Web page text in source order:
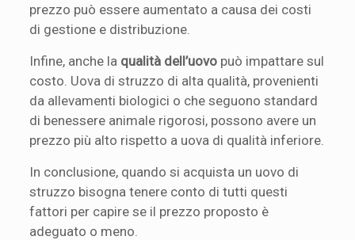
prezzo può essere aumentato a causa dei costi
di gestione e distribuzione.
Infine, anche la qualità dell’uovo può impattare sul
costo. Uova di struzzo di alta qualità, provenienti
da allevamenti biologici o che seguono standard
di benessere animale rigorosi, possono avere un
prezzo più alto rispetto a uova di qualità inferiore.
In conclusione, quando si acquista un uovo di
struzzo bisogna tenere conto di tutti questi
fattori per capire se il prezzo proposto è
adeguato o meno.